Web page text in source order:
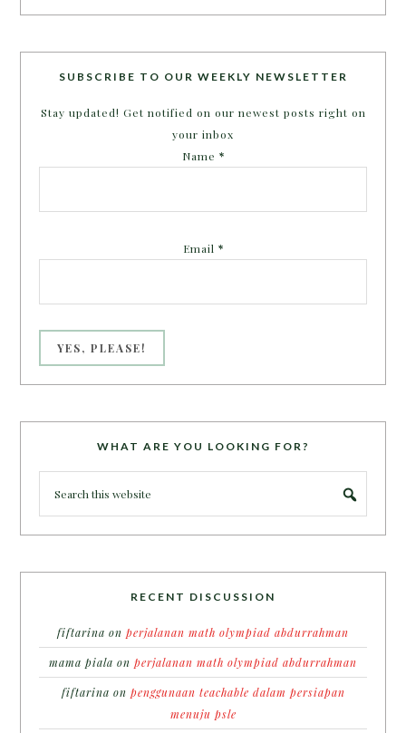
SUBSCRIBE TO OUR WEEKLY NEWSLETTER
Stay updated! Get notified on our newest posts right on
your inbox
Name *
Email *
WHAT ARE YOU LOOKING FOR?
RECENT DISCUSSION
fiftarina on perjalanan math olympiad abdurrahman
mama piala on perjalanan math olympiad abdurrahman
fiftarina on penggunaan teachable dalam persiapan
menuju psle